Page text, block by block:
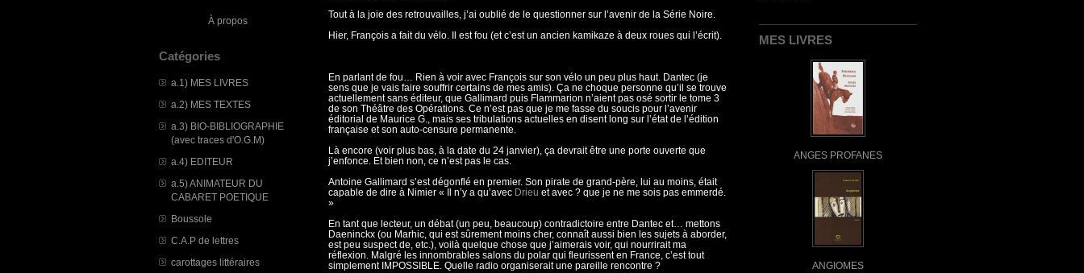
À propos
Catégories
a.1) MES LIVRES
a.2) MES TEXTES
a.3) BIO-BIBLIOGRAPHIE
(avec traces d'O.G.M)
a.4) EDITEUR
a.5) ANIMATEUR DU
CABARET POETIQUE
Boussole
C.A.P de lettres
carottages littéraires
MES LIVRES
ANGES PROFANES
ANGIOMES
Tout à la joie des retrouvailles, j’ai oublié de le questionner sur l’avenir de la Série Noire.
Hier, François a fait du vélo. Il est fou (et c’est un ancien kamikaze à deux roues qui l’écrit).
En parlant de fou… Rien à voir avec François sur son vélo un peu plus haut. Dantec (je
sens que je vais faire souffrir certains de mes amis). Ça ne choque personne qu’il se trouve
actuellement sans éditeur, que Gallimard puis Flammarion n’aient pas osé sortir le tome 3
de son Théâtre des Opérations. Ce n’est pas que je me fasse du soucis pour l’avenir
éditorial de Maurice G., mais ses tribulations actuelles en disent long sur l’état de l’édition
française et son auto-censure permanente.
Là encore (voir plus bas, à la date du 24 janvier), ça devrait être une porte ouverte que
j’enfonce. Et bien non, ce n’est pas le cas.
Antoine Gallimard s’est dégonflé en premier. Son pirate de grand-père, lui au moins, était
capable de dire à Nimier « Il n’y a qu’avec Drieu et avec ? que je ne me sois pas emmerdé.
»
En tant que lecteur, un débat (un peu, beaucoup) contradictoire entre Dantec et… mettons
Daeninckx (ou Marhic, qui est sûrement moins cher, connaît aussi bien les sujets à aborder,
est peu suspect de, etc.), voilà quelque chose que j’aimerais voir, qui nourrirait ma
réflexion. Malgré les innombrables salons du polar qui fleurissent en France, c’est tout
simplement IMPOSSIBLE. Quelle radio organiserait une pareille rencontre ?